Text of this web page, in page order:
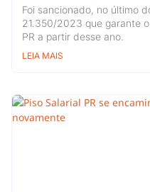
Foi sancionado, no último
21.350/2023 que garante
PR a partir desse ano.
LEIA MAIS